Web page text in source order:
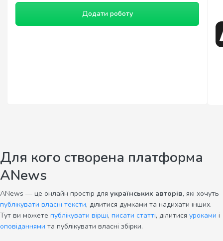
Додати роботу
Для кого створена платформа
ANews
ANews — це онлайн простір для українських авторів, які хочуть
публікувати власні тексти, ділитися думками та надихати інших.
Тут ви можете публікувати вірші, писати статті, ділитися уроками і
оповіданнями та публікувати власні збірки.